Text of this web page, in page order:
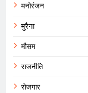
मनोरंजन
मुरैना
मौसम
राजनीति
रोजगार